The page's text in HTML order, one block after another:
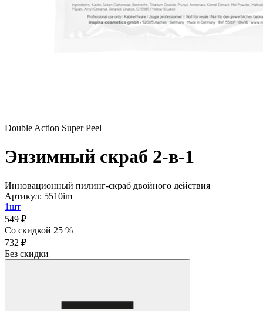
Double Action Super Peel
Энзимный скраб 2-в-1
Инновационный пилинг-скраб двойного действия
Артикул: 5510im
1шт
549 ₽
Со скидкой 25 %
732 ₽
Без скидки